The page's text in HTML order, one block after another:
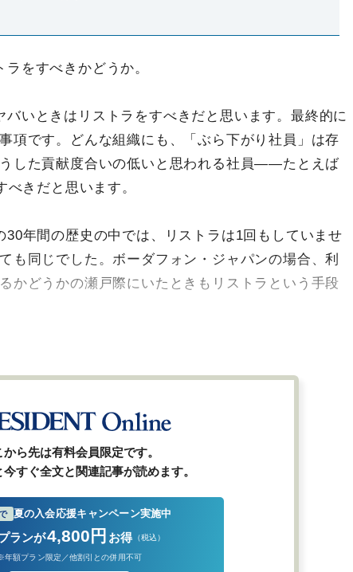
をすべきかどうか。
いときはリストラをすべきだと思います。最終的に
項です。どんな組織にも、「ぶら下がり社員」は存
した貢献度合いの低いと思われる社員――たとえば
きだと思います。
年間の歴史の中では、リストラは1回もしていませ
も同じでした。ボーダフォン・ジャパンの場合、利
かどうかの瀬戸際にいたときもリストラという手段
から先は有料会員限定です。
すぐ全文と関連記事が読めます。
夏の入会応援キャンペーン実施中
ランが4,800円 お得 （税込）
年額プラン限定／他割引との併用不可